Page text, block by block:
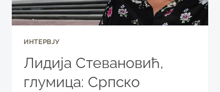
ИНТЕРВЈУ
Лидија Стевановић,
глумица: Српско